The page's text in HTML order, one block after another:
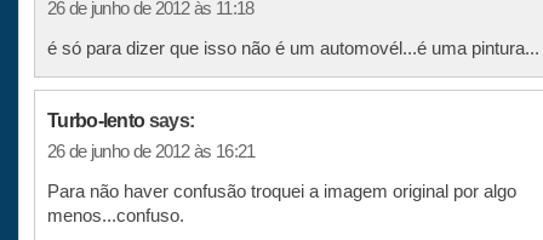
26 de junho de 2012 às 11:18
é só para dizer que isso não é um automovél...é uma pintura...
Turbo-lentosays:
26 de junho de 2012 às 16:21
Para não haver confusão troquei a imagem original por algo
menos...confuso.